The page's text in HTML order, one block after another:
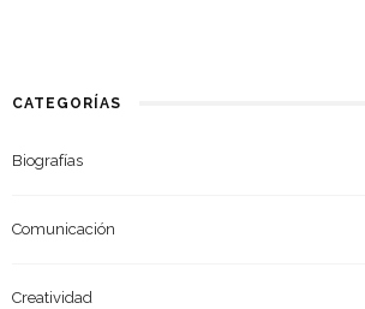
CATEGORÍAS
Biografías
Comunicación
Creatividad